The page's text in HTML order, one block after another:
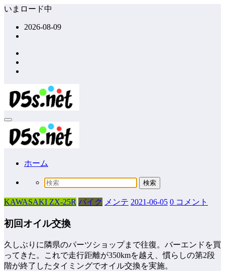
コ
ッ
プ
いまロード中
2026-08-09
ホーム
KAWASAKI ZX-25R バイク メンテ 2021-06-05 0 コメント
初回オイル交換
久しぶりに隣県のパーツショップまで往復。バーエンドを買
ってきた。これで走行距離が350kmを越え、慣らしの第2段
階が終了したタイミングでオイル交換を実施。